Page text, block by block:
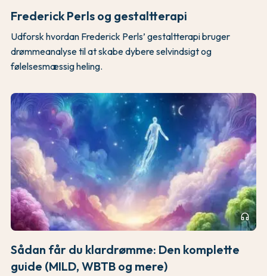
Frederick Perls og gestaltterapi
Udforsk hvordan Frederick Perls’ gestaltterapi bruger
drømmeanalyse til at skabe dybere selvindsigt og
følelsesmæssig heling.
headphones
Sådan får du klardrømme: Den komplette
guide (MILD, WBTB og mere)